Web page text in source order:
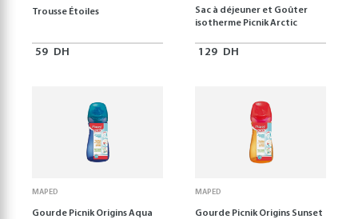
Trousse Étoiles
59 DH
Sac à déjeuner et Goûter
isotherme Picnik Arctic
129 DH
MAPED
Gourde Picnik Origins Aqua
MAPED
Gourde Picnik Origins Sunset